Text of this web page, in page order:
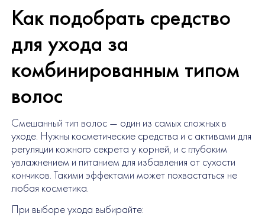
Как подобрать средство
для ухода за
комбинированным типом
волос
Смешанный тип волос — один из самых сложных в
уходе. Нужны косметические средства и с активами для
регуляции кожного секрета у корней, и с глубоким
увлажнением и питанием для избавления от сухости
кончиков. Такими эффектами может похвастаться не
любая косметика.
При выборе ухода выбирайте: